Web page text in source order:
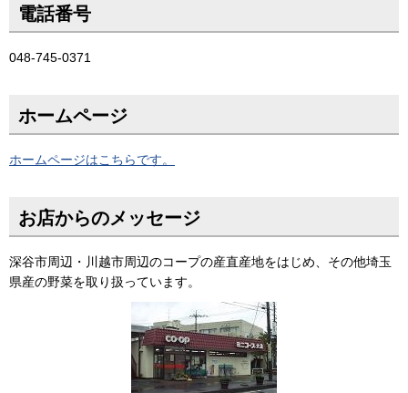
電話番号
048-745-0371
ホームページ
ホームページはこちらです。
お店からのメッセージ
深谷市周辺・川越市周辺のコープの産直産地をはじめ、その他埼玉
県産の野菜を取り扱っています。